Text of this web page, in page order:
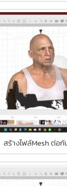
สร้างไฟล์Mesh ต่อกั